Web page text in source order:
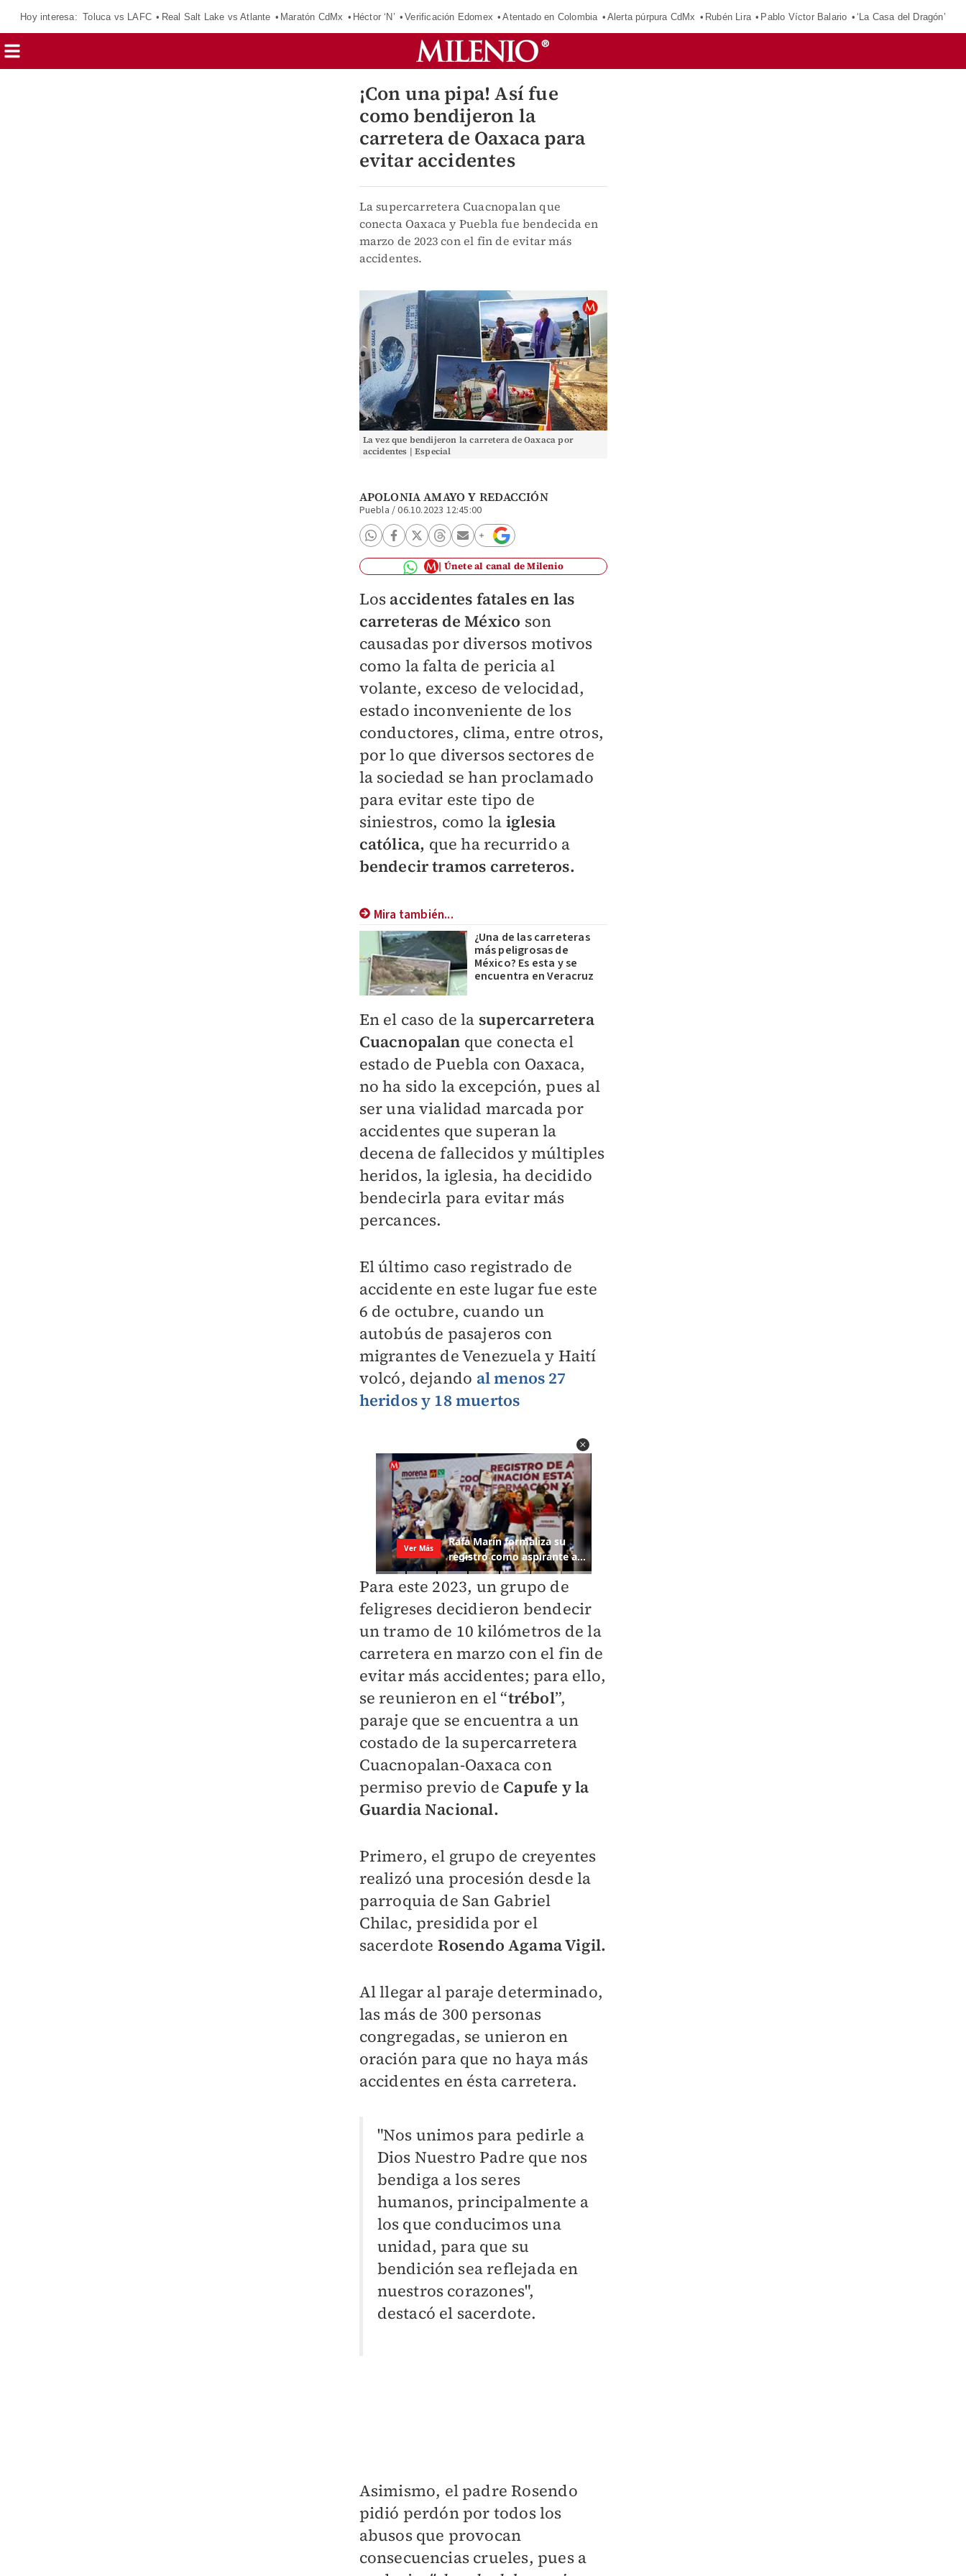
Hoy interesa: Toluca vs LAFC Real Salt Lake vs Atlante Maratón CdMx Héctor ‘N’ Verificación Edomex Atentado en Colombia Alerta púrpura CdMx Rubén Lira Pablo Víctor Balario ‘La Casa del Dragón’
¡Con una pipa! Así fue
como bendijeron la
carretera de Oaxaca para
evitar accidentes
La supercarretera Cuacnopalan que
conecta Oaxaca y Puebla fue bendecida en
marzo de 2023 con el fin de evitar más
accidentes.
La vez que bendijeron la carretera de Oaxaca por
accidentes | Especial
APOLONIA AMAYO Y REDACCIÓN
Puebla /06.10.2023 12:45:00
Únete al canal de Milenio
Los accidentes fatales en las
carreteras de México son
causadas por diversos motivos
como la falta de pericia al
volante, exceso de velocidad,
estado inconveniente de los
conductores, clima, entre otros,
por lo que diversos sectores de
la sociedad se han proclamado
para evitar este tipo de
siniestros, como la iglesia
católica, que ha recurrido a
bendecir tramos carreteros.
Mira también...
¿Una de las carreteras
más peligrosas de
México? Es esta y se
encuentra en Veracruz
En el caso de la supercarretera
Cuacnopalan que conecta el
estado de Puebla con Oaxaca,
no ha sido la excepción, pues al
ser una vialidad marcada por
accidentes que superan la
decena de fallecidos y múltiples
heridos, la iglesia, ha decidido
bendecirla para evitar más
percances.
El último caso registrado de
accidente en este lugar fue este
6 de octubre, cuando un
autobús de pasajeros con
migrantes de Venezuela y Haití
volcó, dejando al menos 27
heridos y 18 muertos
Para este 2023, un grupo de
feligreses decidieron bendecir
un tramo de 10 kilómetros de la
carretera en marzo con el fin de
evitar más accidentes; para ello,
se reunieron en el “trébol”,
paraje que se encuentra a un
costado de la supercarretera
Cuacnopalan-Oaxaca con
permiso previo de Capufe y la
Guardia Nacional.
Primero, el grupo de creyentes
realizó una procesión desde la
parroquia de San Gabriel
Chilac, presidida por el
sacerdote Rosendo Agama Vigil.
Al llegar al paraje determinado,
las más de 300 personas
congregadas, se unieron en
oración para que no haya más
accidentes en ésta carretera.
"Nos unimos para pedirle a
Dios Nuestro Padre que nos
bendiga a los seres
humanos, principalmente a
los que conducimos una
unidad, para que su
bendición sea reflejada en
nuestros corazones",
destacó el sacerdote.
Asimismo, el padre Rosendo
pidió perdón por todos los
abusos que provocan
consecuencias crueles, pues a